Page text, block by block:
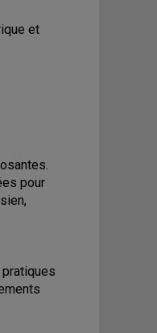
et
pour